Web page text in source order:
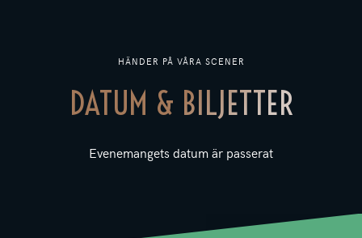
HÄNDER PÅ VÅRA SCENER
DATUM & BILJETTER
Evenemangets datum är passerat